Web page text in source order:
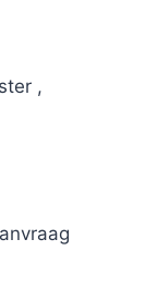
,